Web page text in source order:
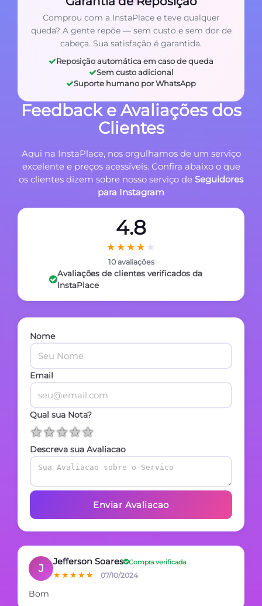
Comprou com a InstaPlace e teve qualquer
queda? A gente repõe — sem custo e sem dor de
cabeça. Sua satisfação é garantida.
Reposição automática em caso de queda
Sem custo adicional
Suporte humano por WhatsApp
Feedback e Avaliações dos
Clientes
Aqui na InstaPlace, nos orgulhamos de um serviço
excelente e preços acessíveis. Confira abaixo o que
os clientes dizem sobre nosso serviço de Seguidores
para Instagram
4.8
★★★★ ★
10 avaliações
Avaliações de clientes verificados da
InstaPlace
Nome
Email
Qual sua Nota?
★★★★★
Descreva sua Avaliacao
Enviar Avaliacao
J
Jefferson Soares Compra verificada
★★★★★ 07/10/2024
Bom